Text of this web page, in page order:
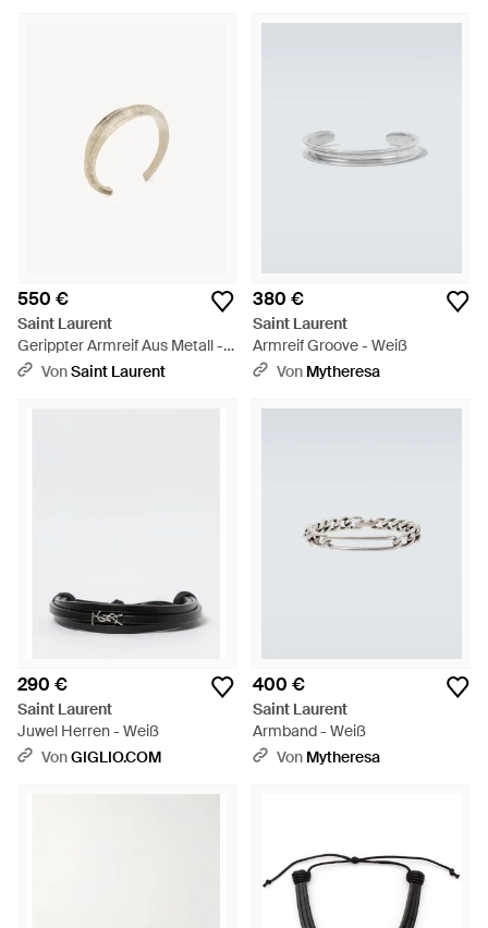
550 €
Saint Laurent
Gerippter Armreif Aus Metall -
WeißVonSaint Laurent
380 €
Saint Laurent
Armreif Groove - Weiß
Von Mytheresa
290 €
Saint Laurent
Juwel Herren - Weiß
VonGIGLIO.COM
400 €
Saint Laurent
Armband - Weiß
Von Mytheresa